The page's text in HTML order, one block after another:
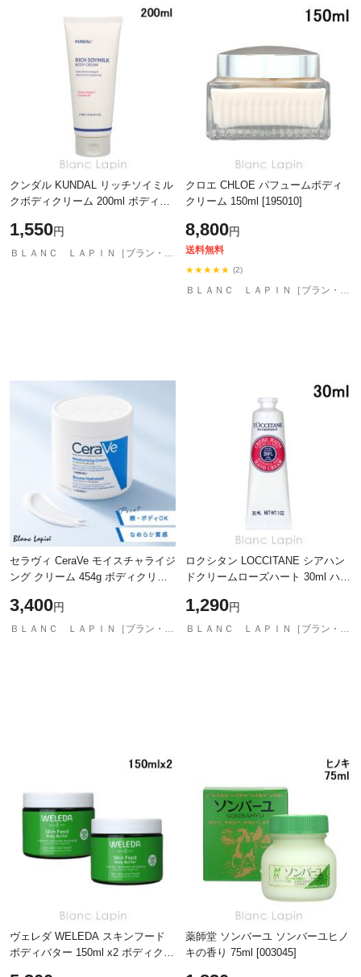
クンダル KUNDAL リッチソイミル
クボディクリーム 200ml ボディク
1,550円
ＢＬＡＮＣ ＬＡＰＩＮ［ブラン・ラパン］
クロエ CHLOE パフュームボディ
クリーム 150ml [195010]
8,800円
送料無料
★★★★★ (2)
ＢＬＡＮＣ ＬＡＰＩＮ［ブラン・ラパン］
セラヴィ CeraVe モイスチャライジ
ング クリーム 454g ボディクリー
3,400円
ＢＬＡＮＣ ＬＡＰＩＮ［ブラン・ラパン］
ロクシタン LOCCITANE シアハン
ドクリームローズハート 30ml ハン
便可】
1,290円
ＢＬＡＮＣ ＬＡＰＩＮ［ブラン・ラパン］
ヴェレダ WELEDA スキンフード
ボディバター 150ml x2 ボディクリ
薬師堂 ソンバーユ ソンバーユヒノ
キの香り 75ml [003045]